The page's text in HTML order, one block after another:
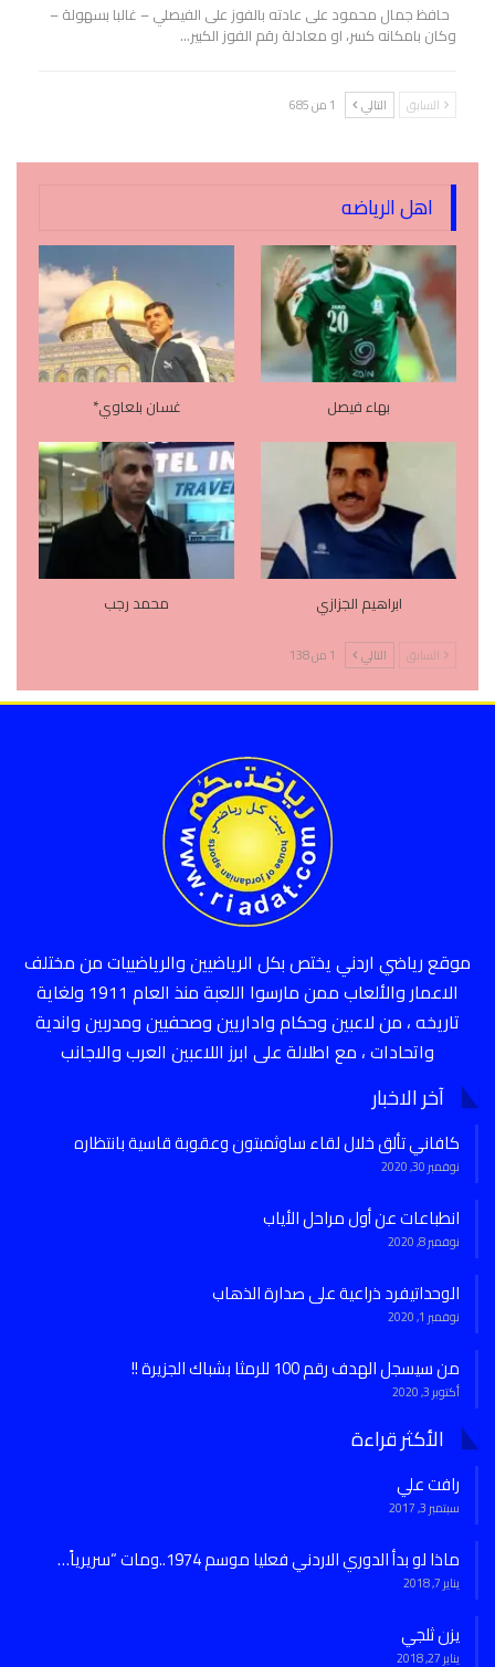
حافظ جمال محمود على عادته بالفوز على الفيصلي – غالبا بسهولة –
وكان بامكانه كسر، او معادلة رقم الفوز الكبير…
السابق التالي 1 من 685
اهل الرياضه
بهاء فيصل غسان بلعاوي*
ابراهيم الجزازي محمد رجب
السابق التالي 1 من 138
موقع رياضي اردني يختص بكل الرياضيين والرياضييات من مختلف
الاعمار والألعاب ممن مارسوا اللعبة منذ العام 1911 ولغاية
تاريخه ، من لاعبين وحكام واداريين وصحفيين ومدربين واندية
واتحادات ، مع اطلالة على ابرز اللاعبين العرب والاجانب
آخر الاخبار
كافاني تألق خلال لقاء ساوثمبتون وعقوبة قاسية بانتظاره
نوفمبر 30, 2020
انطباعات عن أول مراحل الأياب
نوفمبر 8, 2020
الوحداتيفرد ذراعية على صدارة الذهاب
نوفمبر 1, 2020
من سيسجل الهدف رقم 100 للرمثا بشباك الجزيرة !!
أكتوبر 3, 2020
الأكثر قراءة
رافت علي
سبتمبر 3, 2017
ماذا لو بدأ الدوري الاردني فعليا موسم 1974..ومات “سريرياً…
يناير 7, 2018
يزن ثلجي
يناير 27, 2018